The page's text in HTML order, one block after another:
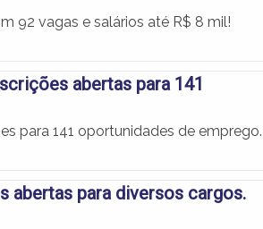
92 vagas e salários até R$ 8 mil!
abertas para 141
para 141 oportunidades de emprego.
abertas para diversos cargos.